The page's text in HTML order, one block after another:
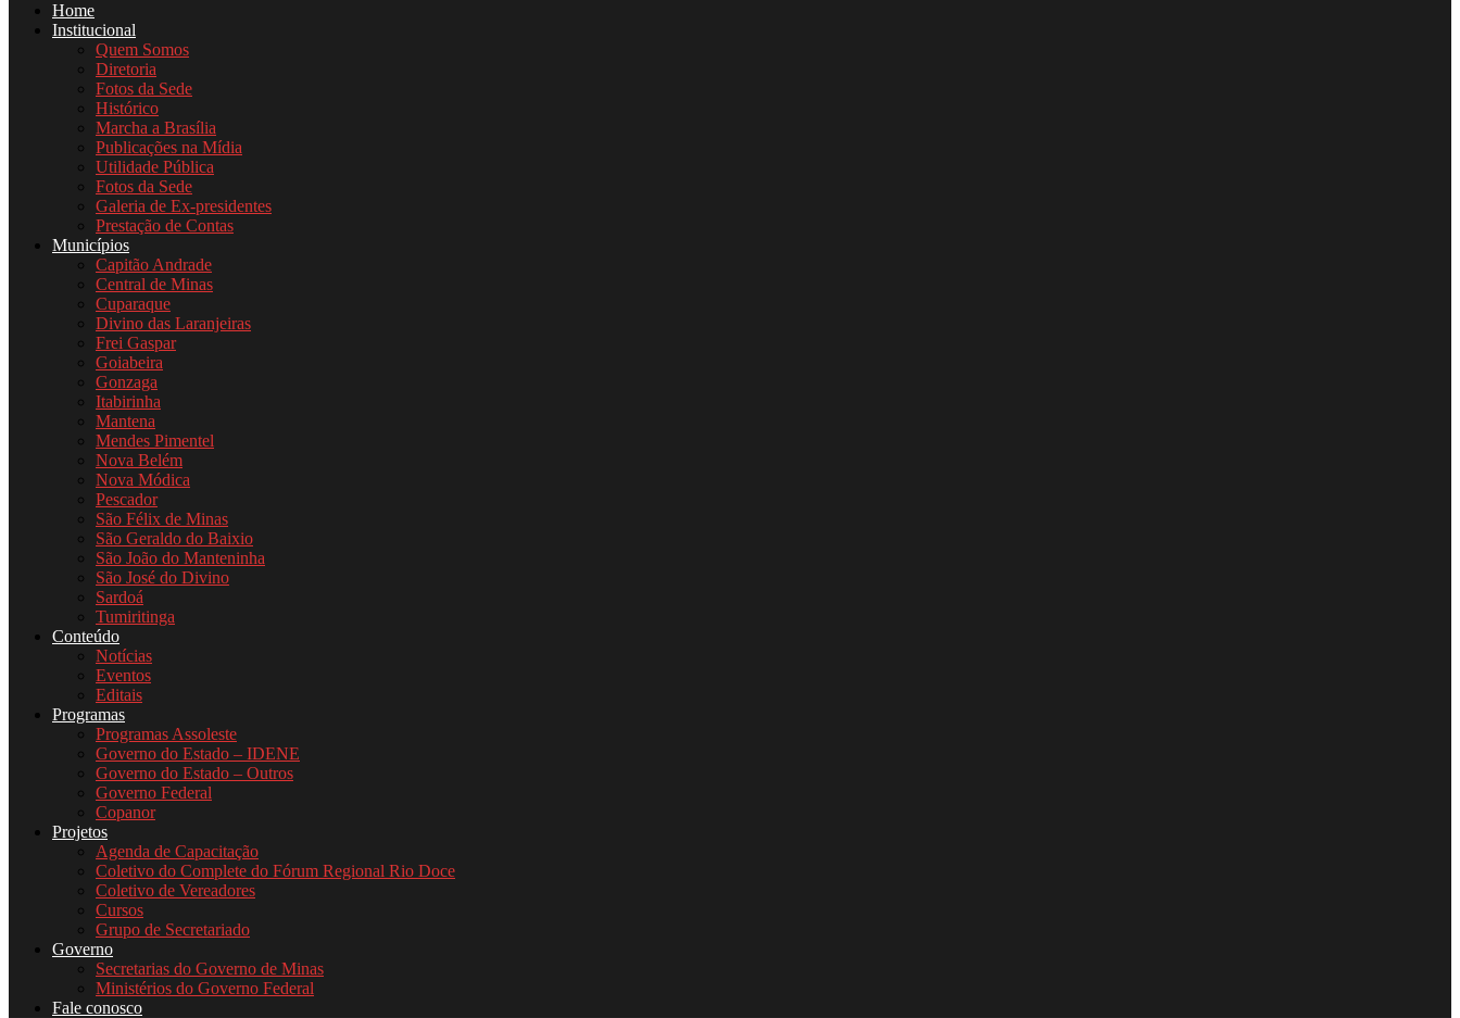
Home
Institucional
Quem Somos
Diretoria
Fotos da Sede
Histórico
Marcha a Brasília
Publicações na Mídia
Utilidade Pública
Fotos da Sede
Galeria de Ex-presidentes
Prestação de Contas
Municípios
Capitão Andrade
Central de Minas
Cuparaque
Divino das Laranjeiras
Frei Gaspar
Goiabeira
Gonzaga
Itabirinha
Mantena
Mendes Pimentel
Nova Belém
Nova Módica
Pescador
São Félix de Minas
São Geraldo do Baixio
São João do Manteninha
São José do Divino
Sardoá
Tumiritinga
Conteúdo
Notícias
Eventos
Editais
Programas
Programas Assoleste
Governo do Estado – IDENE
Governo do Estado – Outros
Governo Federal
Copanor
Projetos
Agenda de Capacitação
Coletivo do Complete do Fórum Regional Rio Doce
Coletivo de Vereadores
Cursos
Grupo de Secretariado
Governo
Secretarias do Governo de Minas
Ministérios do Governo Federal
Fale conosco